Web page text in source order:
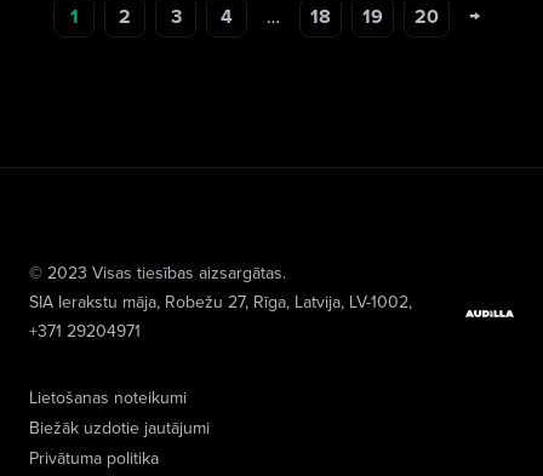
1 2 3 4 … 18 19 20 →
Lietošanas noteikumi
Biežāk uzdotie jautājumi
Privātuma politika
© 2023 Visas tiesības aizsargātas.
SIA Ierakstu māja, Robežu 27, Rīga, Latvija, LV-1002,
+371 29204971